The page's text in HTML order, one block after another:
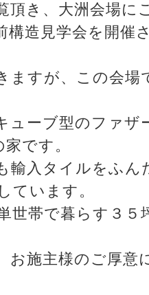
頂き、大洲会場に
構造見学会を開催
ますが、この会場
ューブ型のファ
です。
輸入タイルをふ
ています。
世帯で暮らす３
お施主様のご厚意